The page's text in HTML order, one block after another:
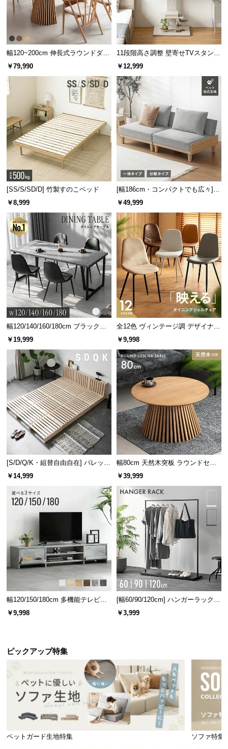
幅120~200cm 伸長式ラウンドダイ
ニングテーブル 6人掛け 天然木突
板 美しい格子デザイン
￥79,990
11段階高さ調整 壁寄せTVスタンド
キャスター付き 上下左右角度調節
￥12,999
[SS/S/SD/D] 竹製すのこベッド
￥8,999
[幅186cm・コンパクトでも広々] 3
人掛けソファベッド リクライニン
￥49,999
幅120/140/160/180cm ブラックフ
レーム ダイニング 大理石調 4人掛
￥19,999
全12色 ヴィンテージ調 デザイナー
ズシェルチェア
￥9,998
[S/D/Q/K・組替自由自在] パレット
ベッド 8/12/16枚セット
￥14,999
幅80cm 天然木突板 ラウンドセン
ターテーブル 美しい格子デザイン
￥39,999
幅120/150/180cm 多機能テレビボ
ード 木目/石目調 オープン収納・
引き出し収納付き
￥9,998
[幅60/90/120cm] ハンガーラック
スチール 4段階高さ調節 サイドフ
ック オープンラック シンプル
￥3,999
ピックアップ特集
ペットガード生地特集 ソファ特集